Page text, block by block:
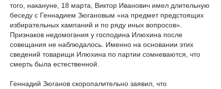
того, накануне, 18 марта, Виктор Иванович имел длительную
беседу с Геннадием Зюгановым «на предмет предстоящих
избирательных кампаний и по ряду иных вопросов».
Признаков недомогания у господина Илюхина после
совещания не наблюдалось. Именно на основании этих
сведений товарищи Илюхина по партии сомневаются, что
смерть была естественной.
Геннадий Зюганов скоропалительно заявил, что